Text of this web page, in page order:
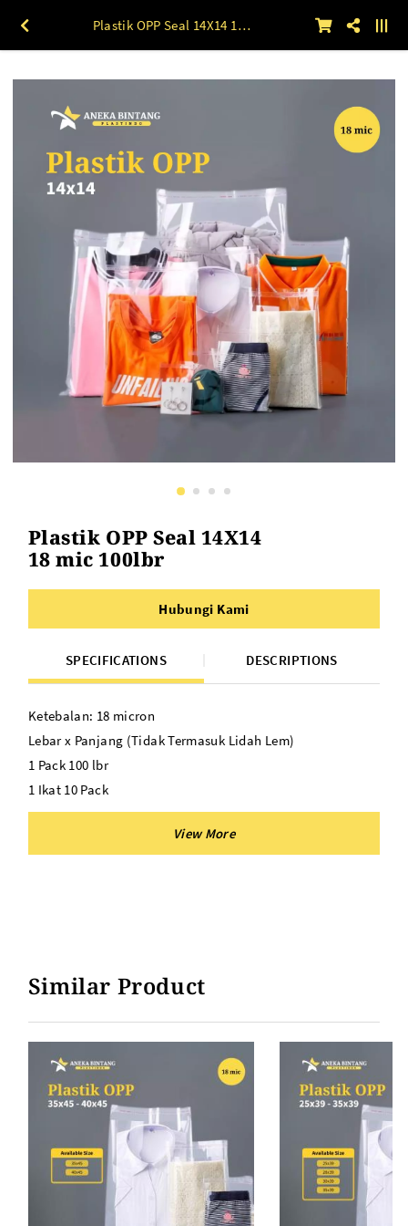
Plastik OPP Seal 14X14 18 mic 100lbr
Plastik OPP Seal 14X14
18 mic 100lbr
Hubungi Kami
SPECIFICATIONS DESCRIPTIONS
Ketebalan: 18 micron
Lebar x Panjang (Tidak Termasuk Lidah Lem)
1 Pack 100 lbr
1 Ikat 10 Pack
Cocok untuk: Kemasan roti, undangan, kue, baju, hem,
Similar Product